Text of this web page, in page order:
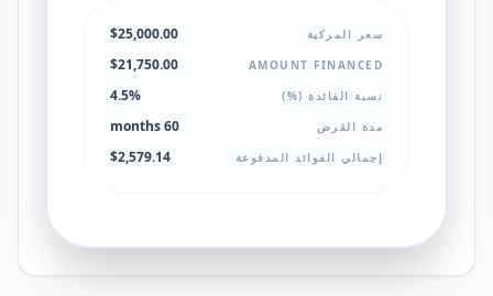
سعر المركبة $25,000.00
AMOUNT FINANCED
$21,750.00
نسبة الفائدة (%) 4.5%
مدة القرض 60 months
إجمالي الفوائد المدفوعة $2,579.14